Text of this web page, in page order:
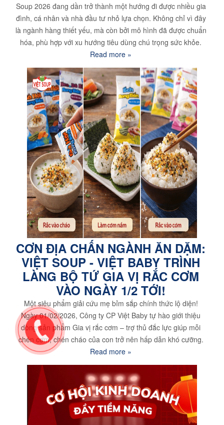
Soup 2026 đang dần trở thành một hướng đi được nhiều gia
đình, cá nhân và nhà đầu tư nhỏ lựa chọn. Không chỉ vì đây
là ngành hàng thiết yếu, mà còn bởi mô hình đã được chuẩn
hóa, phù hợp với xu hướng tiêu dùng chú trọng sức khỏe.
Read more »
CƠN ĐỊA CHẤN NGÀNH ĂN DẶM:
VIỆT SOUP - VIỆT BABY TRÌNH
LÀNG BỘ TỨ GIA VỊ RẮC CƠM
VÀO NGÀY 1/2 TỚI!
Một siêu phẩm giải cứu mẹ bỉm sắp chính thức lộ diện!
Ngày 01/02/2026, Công ty CP Việt Baby tự hào giới thiệu
dòng sản phẩm Gia vị rắc cơm – trợ thủ đắc lực giúp mỗi
chén cơm, chén cháo của con trở nên hấp dẫn khó cưỡng.
Read more »